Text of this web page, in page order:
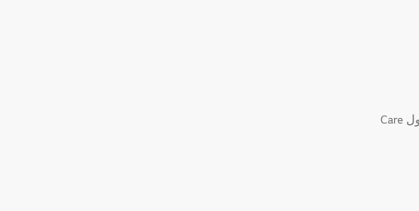
تطبيق الهاتف المحمول Care